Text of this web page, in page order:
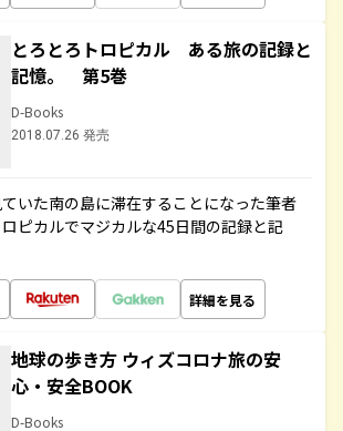
とろとろトロピカル ある旅の記録と
記憶。 第5巻
D-Books
2018.07.26 発売
いた南の島に滞在することになった筆者
ピカルでマジカルな45日間の記録と記
詳細を見る
地球の歩き方 ウィズコロナ旅の安
心・安全BOOK
D-Books